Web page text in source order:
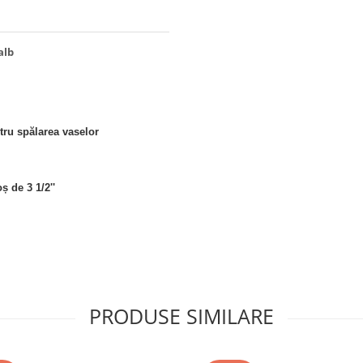
spălarea vaselor
de 3 1/2''
PRODUSE SIMILARE